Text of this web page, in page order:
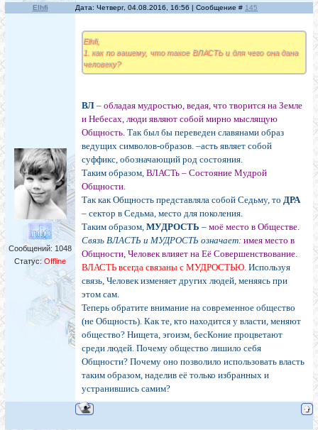
Elhfi Дата: Четверг, 04.08.2016, 16:56 | Сообщение # 145
Сообщений: 1048
Статус: Offline
Elhfi,
1. как по вашему, что такое ВЛАСТЬ и для чего она дана
человеку?
ВЛ – обладая мудростью, ведая, что творится на Земле
и Небесах, люди являют собой мирно мыслящую
Общность. Так был бы переведен славянами образ
ведущих символов-образов. –асть являет собой
суффикс, обозначающий род состояния.
Таким образом, ВЛАСТь – Состояние Мудрой
Общности.
Так как Общность представляла собой Седьму, то ДРА
– сектор в Седьма, место для поколения.
Таким образом, МУДРОСТЬ – моё место в Обществе.
Связь ВЛАСТЬ и МУДРОСТЬ означает: имея место в
Общности, Человек влияет на Её Совершенствование.
ВЛАСТЬ всегда связаны с МУДРОСТЬЮ. Используя
связь, Человек изменяет других людей, меняясь при
этом сам.
Теперь обратите внимание на современное общество
(не Общность). Как те, кто находится у власти, меняют
общество? Нищета, эгоизм, бесКоние процветают
среди людей. Почему общество лишило себя
Общности? Почему оно позволило использовать власть
таким образом, наделив её только избранных и
устранившись самим?